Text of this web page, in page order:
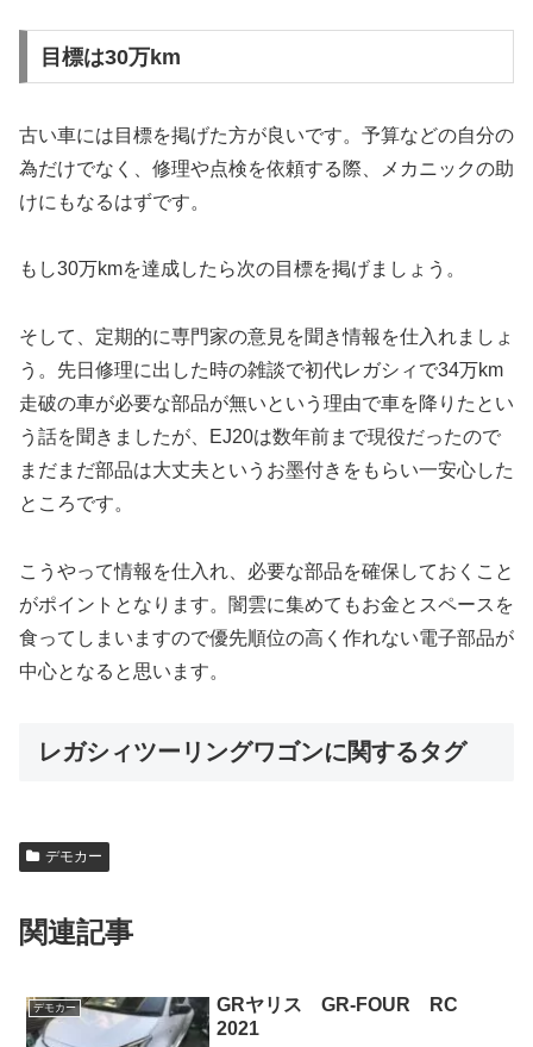
目標は30万km
古い車には目標を掲げた方が良いです。予算などの自分の
為だけでなく、修理や点検を依頼する際、メカニックの助
けにもなるはずです。
もし30万kmを達成したら次の目標を掲げましょう。
そして、定期的に専門家の意見を聞き情報を仕入れましょ
う。先日修理に出した時の雑談で初代レガシィで34万km
走破の車が必要な部品が無いという理由で車を降りたとい
う話を聞きましたが、EJ20は数年前まで現役だったので
まだまだ部品は大丈夫というお墨付きをもらい一安心した
ところです。
こうやって情報を仕入れ、必要な部品を確保しておくこと
がポイントとなります。闇雲に集めてもお金とスペースを
食ってしまいますので優先順位の高く作れない電子部品が
中心となると思います。
レガシィツーリングワゴンに関するタグ
デモカー
関連記事
デモカー
GRヤリス GR-FOUR RC
2021